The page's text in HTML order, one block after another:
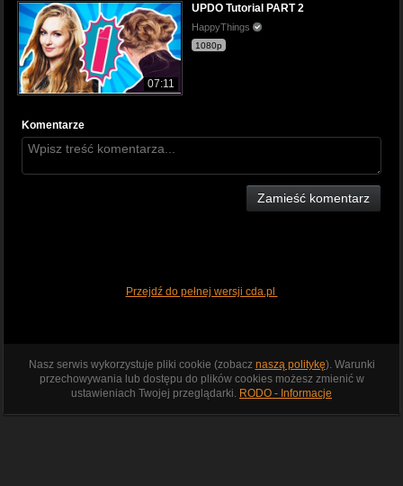
07:11
UPDO Tutorial PART 2
HappyThings
1080p
Komentarze
Zamieść komentarz
Przejdź do pełnej wersji cda.pl
Nasz serwis wykorzystuje pliki cookie (zobacz naszą politykę). Warunki
przechowywania lub dostępu do plików cookies możesz zmienić w
ustawieniach Twojej przeglądarki. RODO - Informacje